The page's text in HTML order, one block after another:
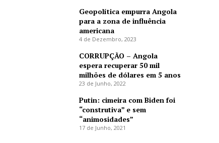
Geopolítica empurra Angola
para a zona de influência
americana
4 de Dezembro, 2023
CORRUPÇÃO – Angola
espera recuperar 50 mil
milhões de dólares em 5 anos
23 de Junho, 2022
Putin: cimeira com Biden foi
“construtiva” e sem
“animosidades”
17 de Junho, 2021